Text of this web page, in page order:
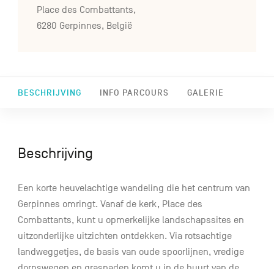
BESCHRIJVING INFO PARCOURS GALERIE
Place des Combattants,
6280 Gerpinnes, België
Beschrijving
Een korte heuvelachtige wandeling die het centrum van
Gerpinnes omringt. Vanaf de kerk, Place des
Combattants, kunt u opmerkelijke landschapssites en
uitzonderlijke uitzichten ontdekken. Via rotsachtige
landweggetjes, de basis van oude spoorlijnen, vredige